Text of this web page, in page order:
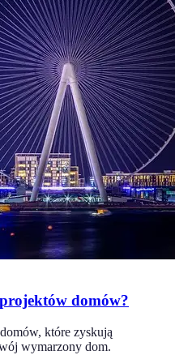
domów?
które zyskują
wymarzony dom.